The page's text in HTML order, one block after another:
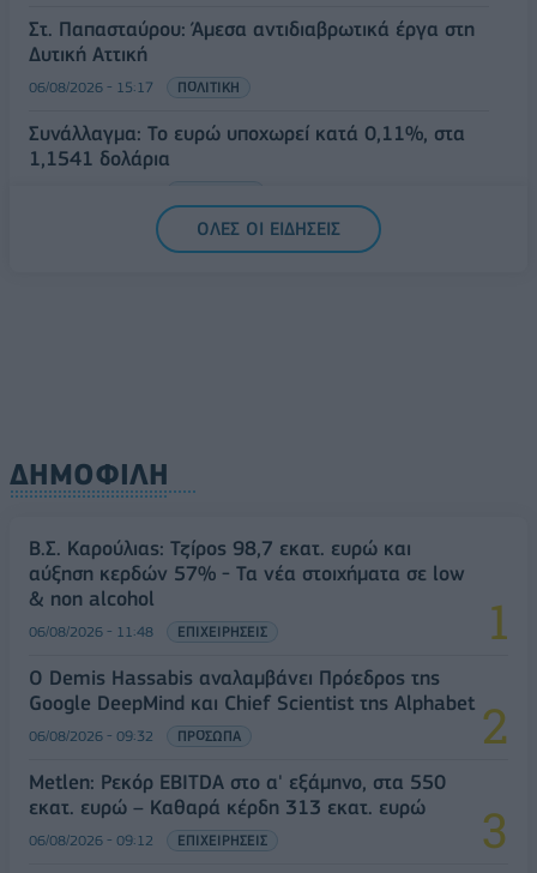
Στ. Παπασταύρου: Άμεσα αντιδιαβρωτικά έργα στη
Δυτική Αττική
06/08/2026 - 15:17 ΠΟΛΙΤΙΚΗ
Συνάλλαγμα: Το ευρώ υποχωρεί κατά 0,11%, στα
1,1541 δολάρια
ΟΛΕΣ ΟΙ ΕΙΔΗΣΕΙΣ
ΔΗΜΟΦΙΛΗ
Β.Σ. Καρούλιας: Τζίρος 98,7 εκατ. ευρώ και
αύξηση κερδών 57% - Τα νέα στοιχήματα σε low
& non alcohol
06/08/2026 - 11:48 ΕΠΙΧΕΙΡΗΣΕΙΣ
Ο Demis Hassabis αναλαμβάνει Πρόεδρος της
Google DeepMind και Chief Scientist της Alphabet
06/08/2026 - 09:32 ΠΡΟΣΩΠΑ
Metlen: Ρεκόρ EBITDA στο α' εξάμηνο, στα 550
εκατ. ευρώ – Καθαρά κέρδη 313 εκατ. ευρώ
06/08/2026 - 09:12 ΕΠΙΧΕΙΡΗΣΕΙΣ